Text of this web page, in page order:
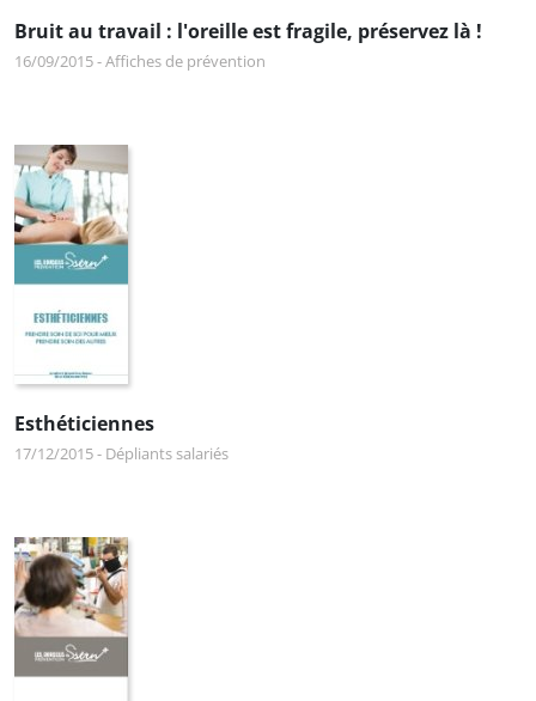
Bruit au travail : l'oreille est fragile, préservez là !
16/09/2015-Affiches de prévention
Esthéticiennes
17/12/2015- Dépliants salariés